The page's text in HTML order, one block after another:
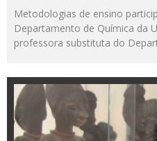
Metodologias de ensino
Departamento de Química da
professora substituta do